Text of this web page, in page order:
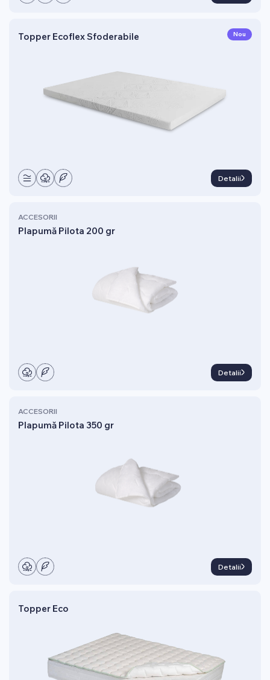
Topper Ecoflex Sfoderabile Nou
Detalii
ACCESORII
Plapumă Pilota 200 gr
Detalii
ACCESORII
Plapumă Pilota 350 gr
Detalii
Topper Eco